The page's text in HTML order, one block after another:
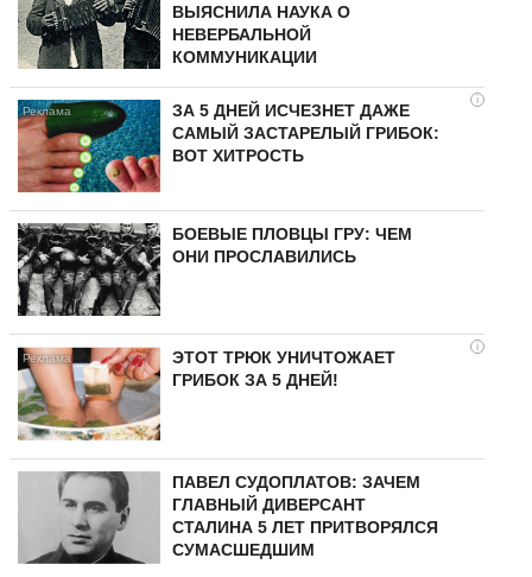
ВЫЯСНИЛА НАУКА О
НЕВЕРБАЛЬНОЙ
КОММУНИКАЦИИ
i
ЗА 5 ДНЕЙ ИСЧЕЗНЕТ ДАЖЕ
САМЫЙ ЗАСТАРЕЛЫЙ ГРИБОК:
ВОТ ХИТРОСТЬ
БОЕВЫЕ ПЛОВЦЫ ГРУ: ЧЕМ
ОНИ ПРОСЛАВИЛИСЬ
i
ЭТОТ ТРЮК УНИЧТОЖАЕТ
ГРИБОК ЗА 5 ДНЕЙ!
ПАВЕЛ СУДОПЛАТОВ: ЗАЧЕМ
ГЛАВНЫЙ ДИВЕРСАНТ
СТАЛИНА 5 ЛЕТ ПРИТВОРЯЛСЯ
СУМАСШЕДШИМ